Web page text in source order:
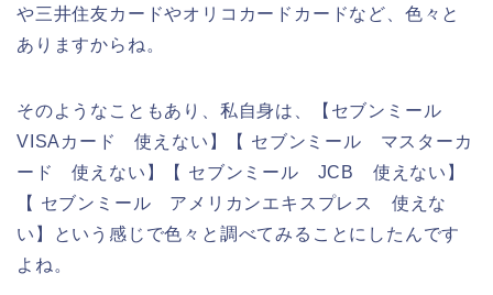
や三井住友カードやオリコカードカードなど、色々と
ありますからね。
そのようなこともあり、私自身は、【セブンミール
VISAカード 使えない】【 セブンミール マスターカ
ード 使えない】【 セブンミール JCB 使えない】
【 セブンミール アメリカンエキスプレス 使えな
い】という感じで色々と調べてみることにしたんです
よね。